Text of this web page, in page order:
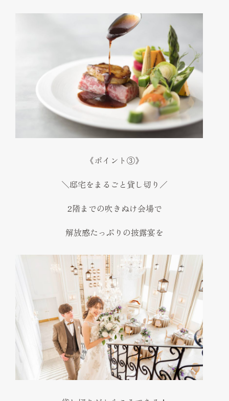
《ポイント③》
＼邸宅をまるごと貸し切り／
2階までの吹きぬけ会場で
解放感たっぷりの披露宴を